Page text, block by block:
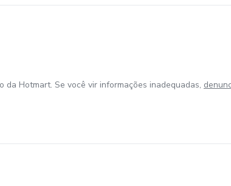
Hotmart. Se você vir informações inadequadas,